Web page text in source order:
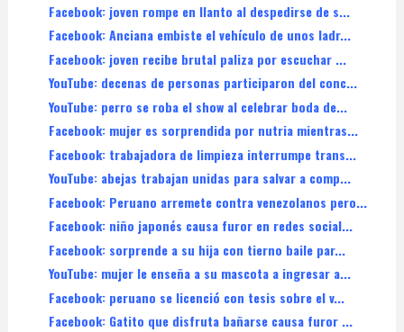
Facebook: joven rompe en llanto al despedirse de s...
Facebook: Anciana embiste el vehículo de unos ladr...
Facebook: joven recibe brutal paliza por escuchar ...
YouTube: decenas de personas participaron del conc...
YouTube: perro se roba el show al celebrar boda de...
Facebook: mujer es sorprendida por nutria mientras...
Facebook: trabajadora de limpieza interrumpe trans...
YouTube: abejas trabajan unidas para salvar a comp...
Facebook: Peruano arremete contra venezolanos pero...
Facebook: niño japonés causa furor en redes social...
Facebook: sorprende a su hija con tierno baile par...
YouTube: mujer le enseña a su mascota a ingresar a...
Facebook: peruano se licenció con tesis sobre el v...
Facebook: Gatito que disfruta bañarse causa furor ...